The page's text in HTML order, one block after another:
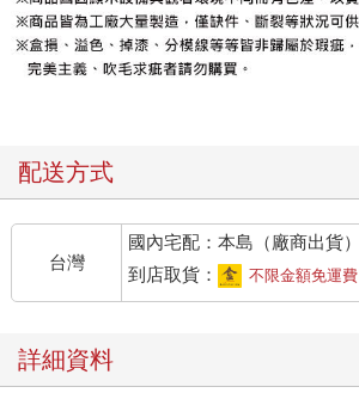
配送方式
台灣
國內宅配：本島（廠商出貨）
到店取貨：
不限金額免運費
詳細資料